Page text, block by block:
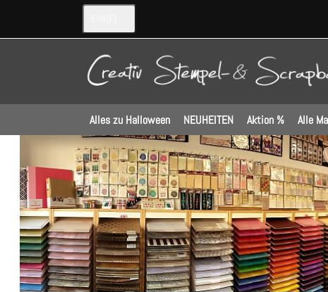
Alles zu Halloween NEUHEITEN Aktion % Alle